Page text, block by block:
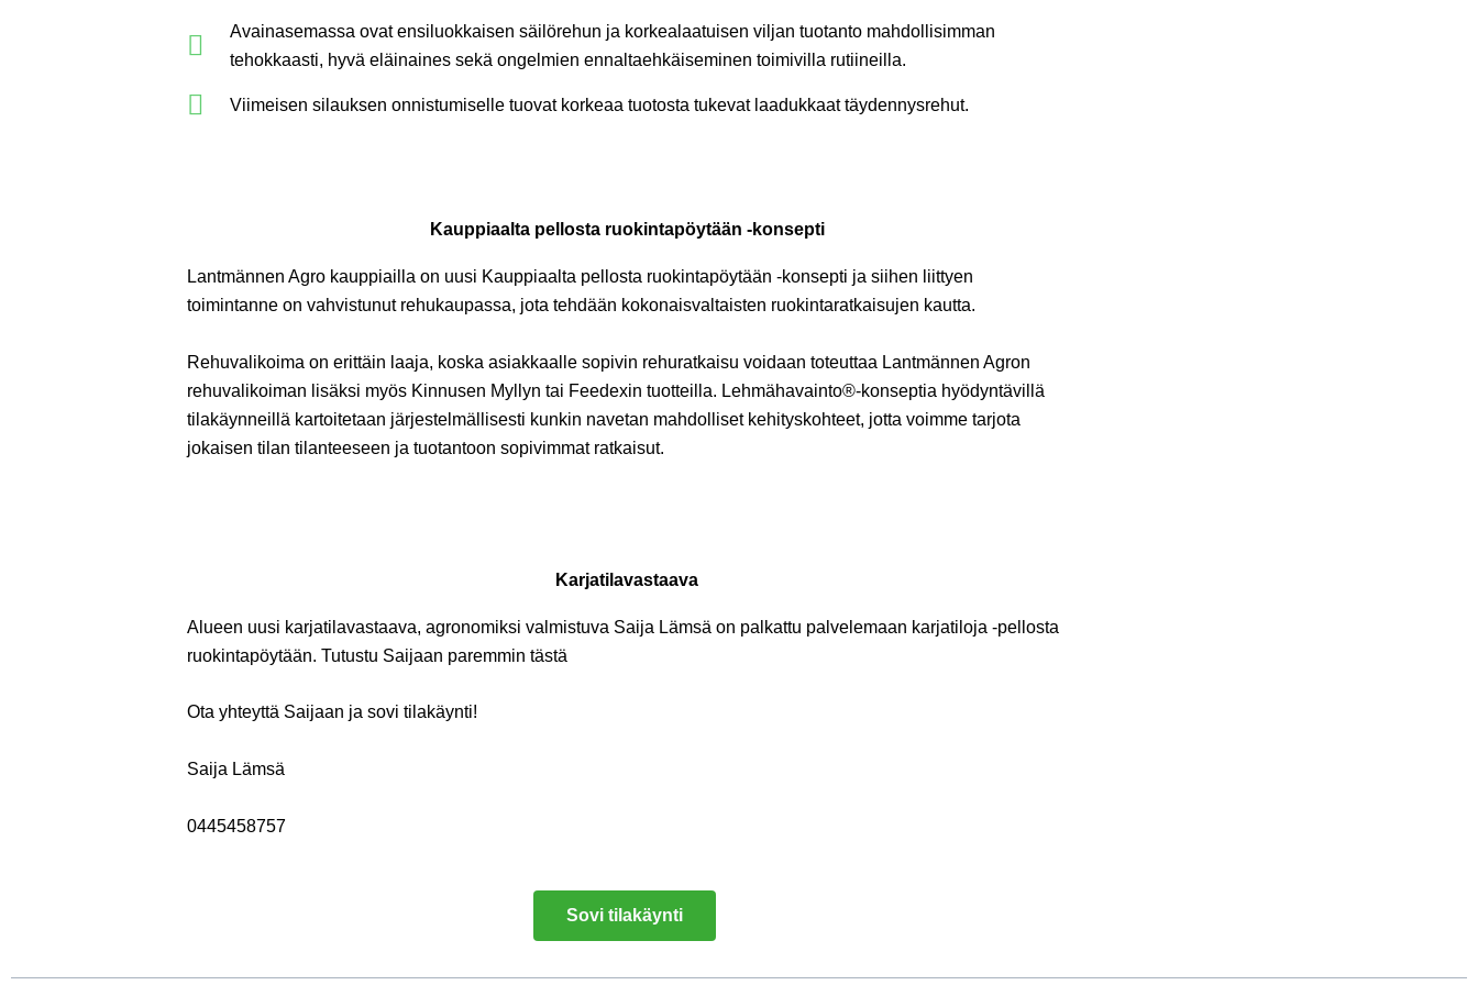
Avainasemassa ovat ensiluokkaisen säilörehun ja korkealaatuisen viljan tuotanto mahdollisimman
tehokkaasti, hyvä eläinaines sekä ongelmien ennaltaehkäiseminen toimivilla rutiineilla.
Viimeisen silauksen onnistumiselle tuovat korkeaa tuotosta tukevat laadukkaat täydennysrehut.
Kauppiaalta pellosta ruokintapöytään -konsepti
Lantmännen Agro kauppiailla on uusi Kauppiaalta pellosta ruokintapöytään -konsepti ja siihen liittyen
toimintanne on vahvistunut rehukaupassa, jota tehdään kokonaisvaltaisten ruokintaratkaisujen kautta.
Rehuvalikoima on erittäin laaja, koska asiakkaalle sopivin rehuratkaisu voidaan toteuttaa Lantmännen Agron
rehuvalikoiman lisäksi myös Kinnusen Myllyn tai Feedexin tuotteilla. Lehmähavainto®-konseptia hyödyntävillä
tilakäynneillä kartoitetaan järjestelmällisesti kunkin navetan mahdolliset kehityskohteet, jotta voimme tarjota
jokaisen tilan tilanteeseen ja tuotantoon sopivimmat ratkaisut.
Karjatilavastaava
Alueen uusi karjatilavastaava, agronomiksi valmistuva Saija Lämsä on palkattu palvelemaan karjatiloja -pellosta
ruokintapöytään. Tutustu Saijaan paremmin tästä
Ota yhteyttä Saijaan ja sovi tilakäynti!
Saija Lämsä
0445458757
Sovi tilakäynti